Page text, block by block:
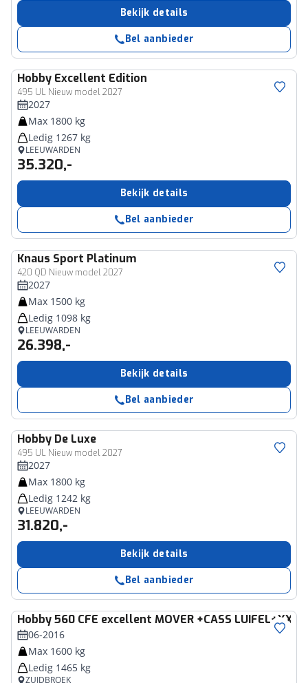
Bekijk details
Bel aanbieder
Hobby Excellent Edition
495 UL Nieuw model 2027
2027
Max 1800 kg
Ledig 1267 kg
LEEUWARDEN
35.320,-
Bekijk details
Bel aanbieder
Knaus Sport Platinum
420 QD Nieuw model 2027
2027
Max 1500 kg
Ledig 1098 kg
LEEUWARDEN
26.398,-
Bekijk details
Bel aanbieder
Hobby De Luxe
495 UL Nieuw model 2027
2027
Max 1800 kg
Ledig 1242 kg
LEEUWARDEN
31.820,-
Bekijk details
Bel aanbieder
Hobby560 CFE excellent MOVER +CASS LUIFEL+XXL
06-2016
Max 1600 kg
Ledig 1465 kg
ZUIDBROEK